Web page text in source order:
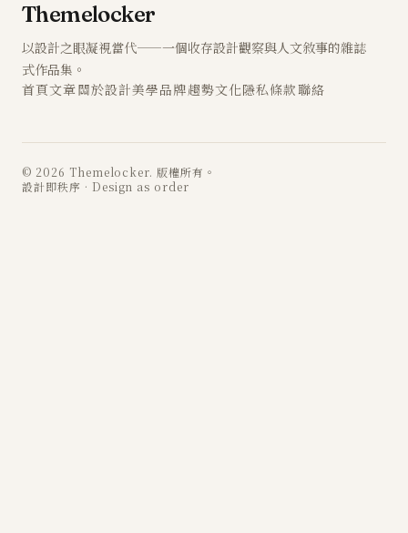
Themelocker
以設計之眼凝視當代——一個收存設計觀察與人文敘事的雜誌
式作品集。
首頁文章關於設計美學品牌趨勢文化隱私條款聯絡
© 2026 Themelocker. 版權所有。
設計即秩序 · Design as order